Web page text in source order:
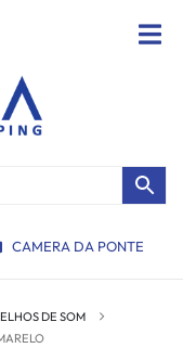
CAMERA DA PONTE
DE SOM